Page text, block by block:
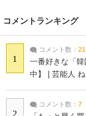
コメントランキング
1
コメント数： 21
一番好きな「
中】 | 芸能人
2
コメント数： 7